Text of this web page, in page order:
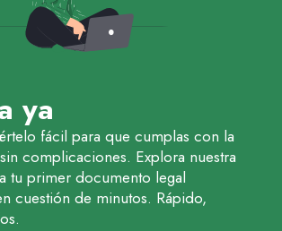
ya
fácil para que cumplas con la
complicaciones. Explora nuestra
tu primer documento legal
cuestión de minutos. Rápido,